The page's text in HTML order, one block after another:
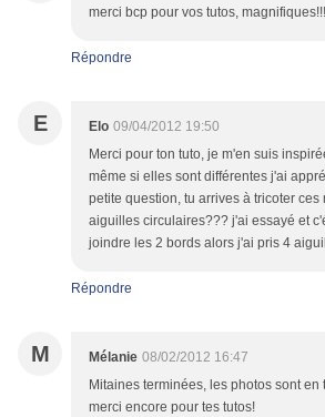
merci bcp pour vos tutos,
Répondre
E Elo 09/04/2012 19:50
Merci pour ton tuto, je m'en suis
même si elles sont différentes j'ai
petite question, tu arrives à tricoter ces
aiguilles circulaires??? j'ai essayé et
joindre les 2 bords alors j'ai pris 4
Répondre
M Mélanie 08/02/2012 16:47
Mitaines terminées, les photos sont en
merci encore pour tes tutos!